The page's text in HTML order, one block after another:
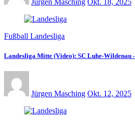
Jürgen Masching Okt. 18, 2025
Fußball Landesliga
Landesliga Mitte (Video): SC Luhe-Wildenau
Jürgen Masching Okt. 12, 2025